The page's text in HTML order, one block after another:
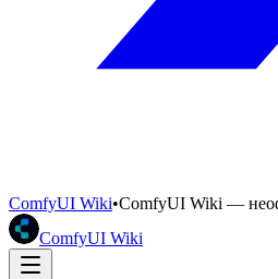
ComfyUI Wiki•ComfyUI Wiki —
ComfyUI Wiki